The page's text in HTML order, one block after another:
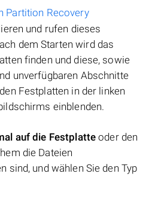
Partition Recovery
und rufen dieses
dem Starten wird das
finden und diese, sowie
unverfügbaren Abschnitte
Festplatten in der linken
einblenden.
auf die Festplatte oder den
die Dateien
sind, und wählen Sie den Typ